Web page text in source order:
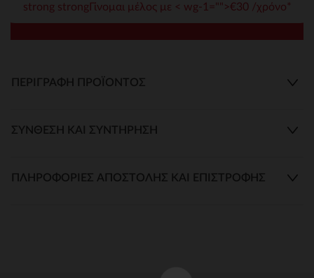
strong strongΓίνομαι μέλος με < wg-1="">€30 /χρόνο*
ΠΕΡΙΓΡΑΦΉ ΠΡΟΪΌΝΤΟΣ
ΣΎΝΘΕΣΗ ΚΑΙ ΣΥΝΤΉΡΗΣΗ
ΠΛΗΡΟΦΟΡΊΕΣ ΑΠΟΣΤΟΛΉΣ ΚΑΙ ΕΠΙΣΤΡΟΦΉΣ